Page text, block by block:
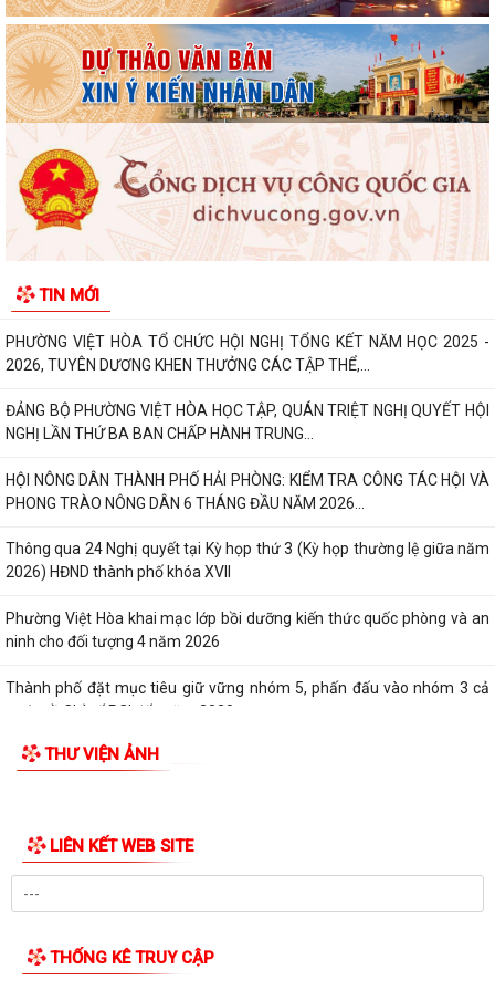
TIN MỚI
phục vụ công tác lấy mẫu hài cốt...
Chủ động ứng phó với mưa lớn, lũ, ngập lụt, lũ quét, sạt lở đất, lốc, sét,
mưa đá
UBND thành phố yêu cầu rà soát, chuẩn hóa thủ tục hành chính, chấm
dứt phát sinh "giấy phép con"
Phường Việt Hòa bế mạc Lớp bồi dưỡng kiến thức quốc phòng và an
ninh đối tượng 4 năm 2026.
Bản, Đợt II/2026.
PHƯỜNG VIỆT HÒA TỔ CHỨC HỘI NGHỊ TỔNG KẾT NĂM HỌC 2025 -
2026, TUYÊN DƯƠNG KHEN THƯỞNG CÁC TẬP THỂ,...
ĐẢNG BỘ PHƯỜNG VIỆT HÒA HỌC TẬP, QUÁN TRIỆT NGHỊ QUYẾT HỘI
NGHỊ LẦN THỨ BA BAN CHẤP HÀNH TRUNG...
HỘI NÔNG DÂN THÀNH PHỐ HẢI PHÒNG: KIỂM TRA CÔNG TÁC HỘI VÀ
PHONG TRÀO NÔNG DÂN 6 THÁNG ĐẦU NĂM 2026...
Thông qua 24 Nghị quyết tại Kỳ họp thứ 3 (Kỳ họp thường lệ giữa năm
2026) HĐND thành phố khóa XVII
Phường Việt Hòa khai mạc lớp bồi dưỡng kiến thức quốc phòng và an
ninh cho đối tượng 4 năm 2026
Thành phố đặt mục tiêu giữ vững nhóm 5, phấn đấu vào nhóm 3 cả
nước về Chỉ số PCI đến năm 2030
Bảo đảm thực hiện chính sách bảo hiểm y tế đối với học sinh, sinh viên
ký kết thỏa ước lao động tập thể
THƯ KHEN CỦA UBND PHƯỜNG GỬI CÁN BỘ, CHIẾN SĨ CÔNG AN
PHƯỜNG
KỶ NIỆM 79 NĂM NGÀY THƯƠNG BINH - LIỆT SĨ (27/7/1947 -
THƯ VIỆN ẢNH